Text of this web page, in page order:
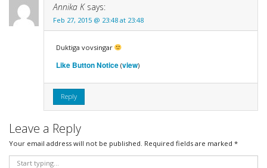
Annika K says:
Feb 27, 2015 @ 23:48 at 23:48
Duktiga vovsingar
Like Button Notice(view)
Reply
Leave a Reply
Your email address will not be published. Required fields are marked *